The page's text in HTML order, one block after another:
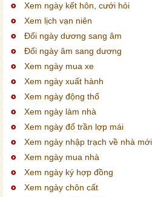
Xem ngày kết hôn, cưới hỏi
Xem lịch vạn niên
Đổi ngày dương sang âm
Đổi ngày âm sang dương
Xem ngày mua xe
Xem ngày xuất hành
Xem ngày động thổ
Xem ngày làm nhà
Xem ngày đổ trần lợp mái
Xem ngày nhập trạch về nhà mới
Xem ngày mua nhà
Xem ngày ký hợp đồng
Xem ngày chôn cất